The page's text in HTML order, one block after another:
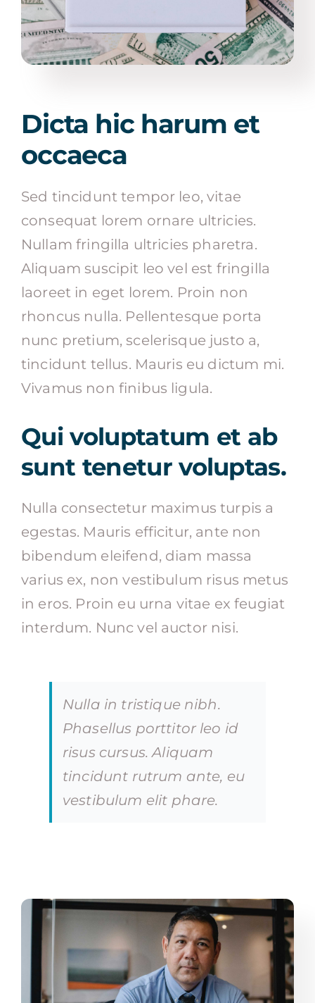
Dicta hic harum et
occaeca
Sed tincidunt tempor leo, vitae
consequat lorem ornare ultricies.
Nullam fringilla ultricies pharetra.
Aliquam suscipit leo vel est fringilla
laoreet in eget lorem. Proin non
rhoncus nulla. Pellentesque porta
nunc pretium, scelerisque justo a,
tincidunt tellus. Mauris eu dictum mi.
Vivamus non finibus ligula.
Qui voluptatum et ab
sunt tenetur voluptas.
Nulla consectetur maximus turpis a
egestas. Mauris efficitur, ante non
bibendum eleifend, diam massa
varius ex, non vestibulum risus metus
in eros. Proin eu urna vitae ex feugiat
interdum. Nunc vel auctor nisi.
Nulla in tristique nibh.
Phasellus porttitor leo id
risus cursus. Aliquam
tincidunt rutrum ante, eu
vestibulum elit phare.